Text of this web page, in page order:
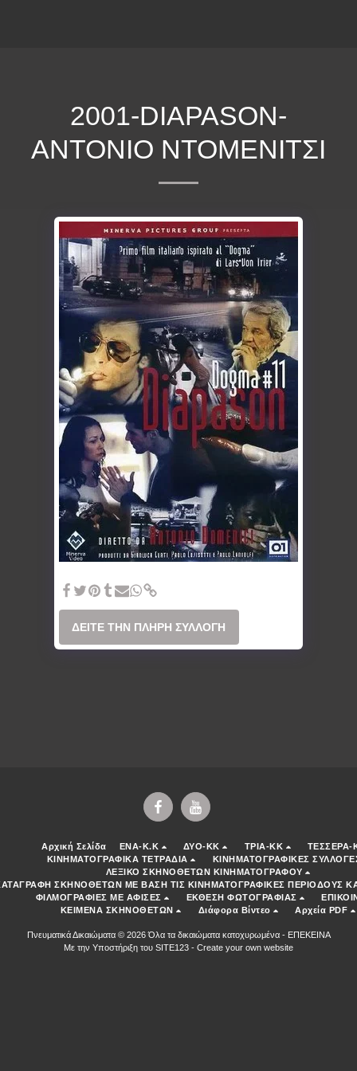
2001-DIAPASON-
ΑΝΤΌΝΙΟ ΝΤΟΜΈΝΙΤΣΙ
ΔΕΊΤΕ ΤΗΝ ΠΛΉΡΗ ΣΥΛΛΟΓΉ
Αρχική Σελίδα ENA-K.K ΔΥΟ-ΚΚ ΤΡΙΑ-ΚΚ
ΤΕΣΣΕΡΑ-
ΚΙΝΗΜΑΤΟΓΡΑΦΙΚΑ ΤΕΤΡΑΔΙΑ
ΚΙΝΗΜΑΤΟΓΡΑΦΙΚΕΣ
ΛΕΞΙΚΟ ΣΚΗΝΟΘΕΤΩΝ ΚΙΝΗΜΑΤΟΓΡΑΦΟΥ
ΣΚΗΝΟΘΕΤΩΝ ΜΕ ΒΑΣΗ ΤΙΣ ΚΙΝΗΜΑΤΟΓΡΑΦΙΚΕΣ ΠΕΡΙΟΔΟΥΣ
ΦΙΛΜΟΓΡΑΦΙΕΣ ΜΕ ΑΦΙΣΕΣ
ΕΚΘΕΣΗ ΦΩΤΟΓΡΑΦΙΑΣ
ΚΕΙΜΕΝΑ ΣΚΗΝΟΘΕΤΩΝ
Διάφορα Βίντεο Αρχεία PDF
Πνευματικά Δικαιώματα © 2026 Όλα τα δικαιώματα κατοχυρωμένα - ΕΠΕΚΕΙΝΑ
Με την Υποστήριξη του SITE123 - Create your own website